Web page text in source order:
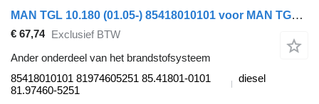
MAN TGL 10.180 (01.05-) 85418010101 voor MAN TGL, TGM, TGS, TGX (2005-2021) trekker
€ 67,74
Exclusief BTW
Ander onderdeel van het brandstofsysteem
85418010101 81974605251 85.41801-0101
81.97460-5251
diesel